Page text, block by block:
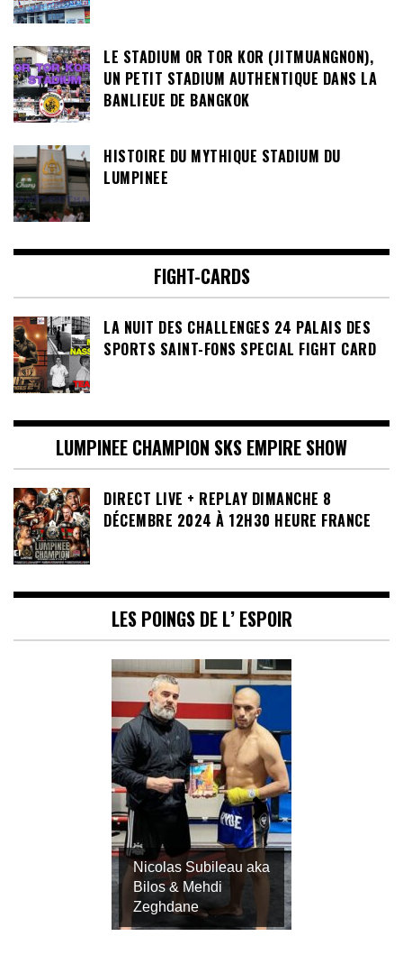
LE STADIUM OR TOR KOR (JITMUANGNON),
UN PETIT STADIUM AUTHENTIQUE DANS LA
BANLIEUE DE BANGKOK
HISTOIRE DU MYTHIQUE STADIUM DU
LUMPINEE
FIGHT-CARDS
LA NUIT DES CHALLENGES 24 PALAIS DES
SPORTS SAINT-FONS SPECIAL FIGHT CARD
LUMPINEE CHAMPION SKS EMPIRE SHOW
DIRECT LIVE + REPLAY DIMANCHE 8
DÉCEMBRE 2024 À 12H30 HEURE FRANCE
LES POINGS DE L’ ESPOIR
Nicolas Subileau aka
Bilos & Mehdi
Zeghdane